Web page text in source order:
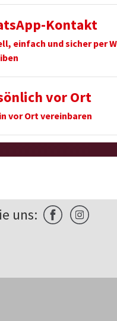
Kontakt
einfach und sicher per
vor Ort
vor Ort vereinbaren
uns: